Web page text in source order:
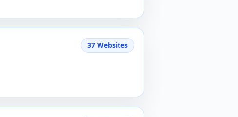
37 Websites